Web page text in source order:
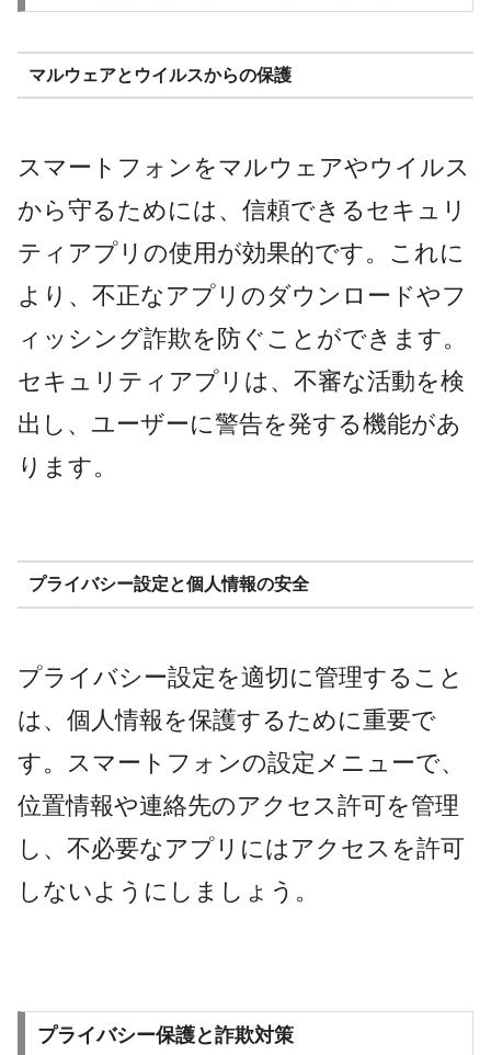
マルウェアとウイルスからの保護
スマートフォンをマルウェアやウイルス
から守るためには、信頼できるセキュリ
ティアプリの使用が効果的です。これに
より、不正なアプリのダウンロードやフ
ィッシング詐欺を防ぐことができます。
セキュリティアプリは、不審な活動を検
出し、ユーザーに警告を発する機能があ
ります。
プライバシー設定と個人情報の安全
プライバシー設定を適切に管理すること
は、個人情報を保護するために重要で
す。スマートフォンの設定メニューで、
位置情報や連絡先のアクセス許可を管理
し、不必要なアプリにはアクセスを許可
しないようにしましょう。
プライバシー保護と詐欺対策